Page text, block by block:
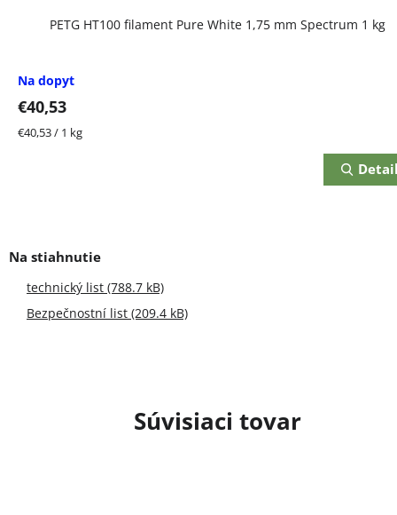
Súvisiaci tovar
PETG HT100 filament Pure White 1,75 mm Spectrum 1 kg
Na dopyt
€40,53
Jednotková
€40,53 / 1 kg
technický list (788.7 kB)
Bezpečnostní list (209.4 kB)